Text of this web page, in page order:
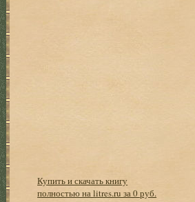
Купить и скачать книгу
полностью на litres.ru за 0 руб.